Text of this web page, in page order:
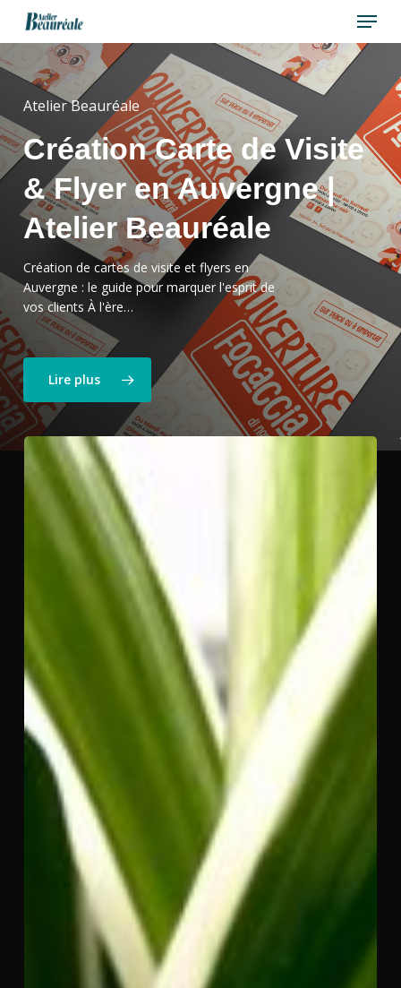
Skip
to
main
content
Menu
Atelier Beauréale
Création Carte de Visite
& Flyer en Auvergne |
Atelier Beauréale
Création de cartes de visite et flyers en
Auvergne : le guide pour marquer l'esprit de
vos clients À l'ère…
Lire plus
Close
Menu